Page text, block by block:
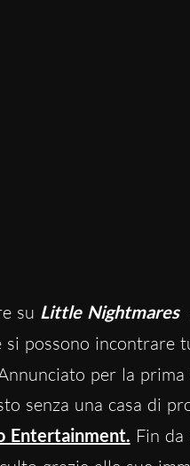
su Little Nightmares
possono incontrare
per la
senza una casa di
Entertainment. Fin